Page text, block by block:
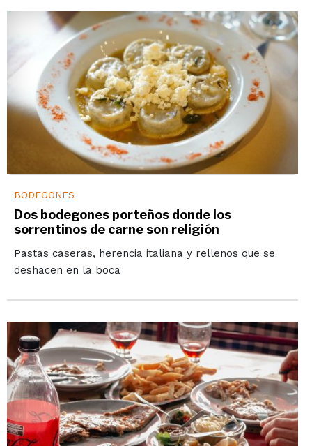
BODEGONES
Dos bodegones porteños donde los
sorrentinos de carne son religión
Pastas caseras, herencia italiana y rellenos que se
deshacen en la boca